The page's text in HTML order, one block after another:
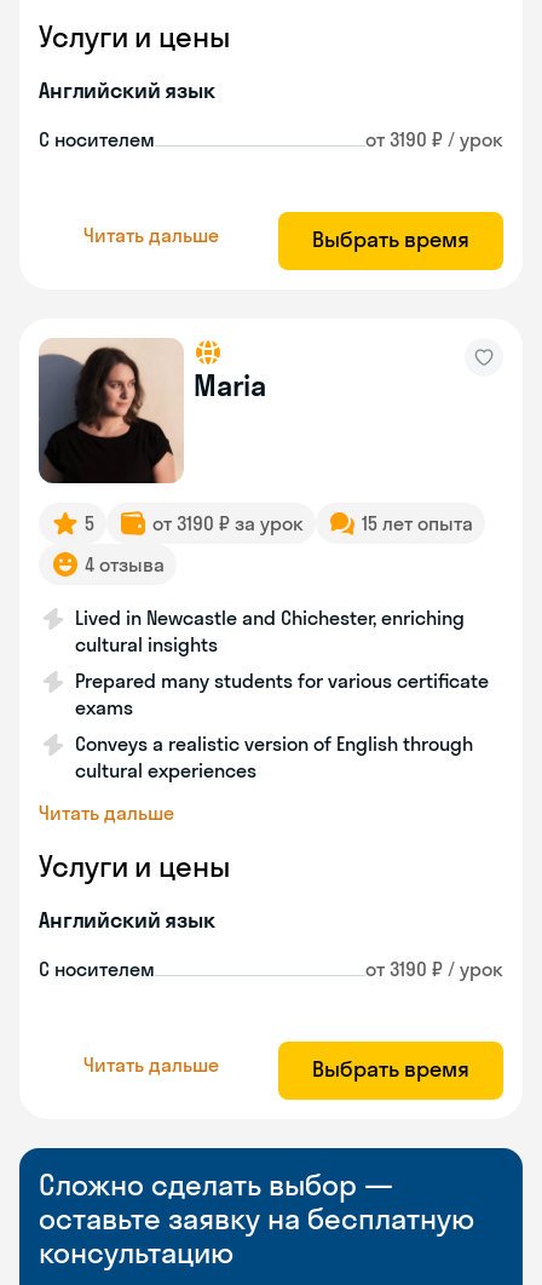
Услуги и цены
Английский язык
С носителем от 3190 ₽ / урок
Читать дальше Выбрать время
Maria
5 от 3190 ₽ за урок
15 лет опыта
4 отзыва
Lived in Newcastle and Chichester, enriching
cultural insights
Prepared many students for various certificate
exams
Conveys a realistic version of English through
cultural experiences
Читать дальше
Услуги и цены
Английский язык
С носителем от 3190 ₽ / урок
Читать дальше Выбрать время
Сложно сделать выбор —
оставьте заявку на бесплатную
консультацию